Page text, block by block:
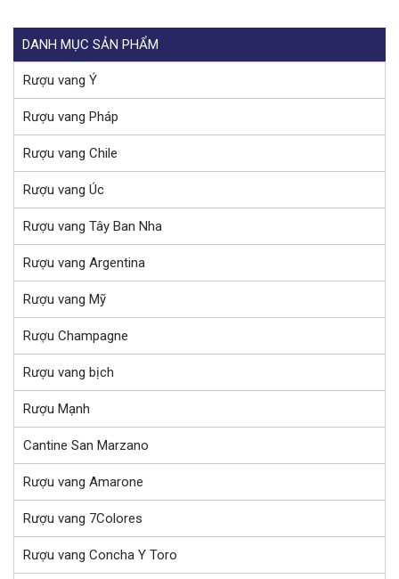
DANH MỤC SẢN PHẨM
Rượu vang Ý
Rượu vang Pháp
Rượu vang Chile
Rượu vang Úc
Rượu vang Tây Ban Nha
Rượu vang Argentina
Rượu vang Mỹ
Rượu Champagne
Rượu vang bịch
Rượu Mạnh
Cantine San Marzano
Rượu vang Amarone
Rượu vang 7Colores
Rượu vang Concha Y Toro